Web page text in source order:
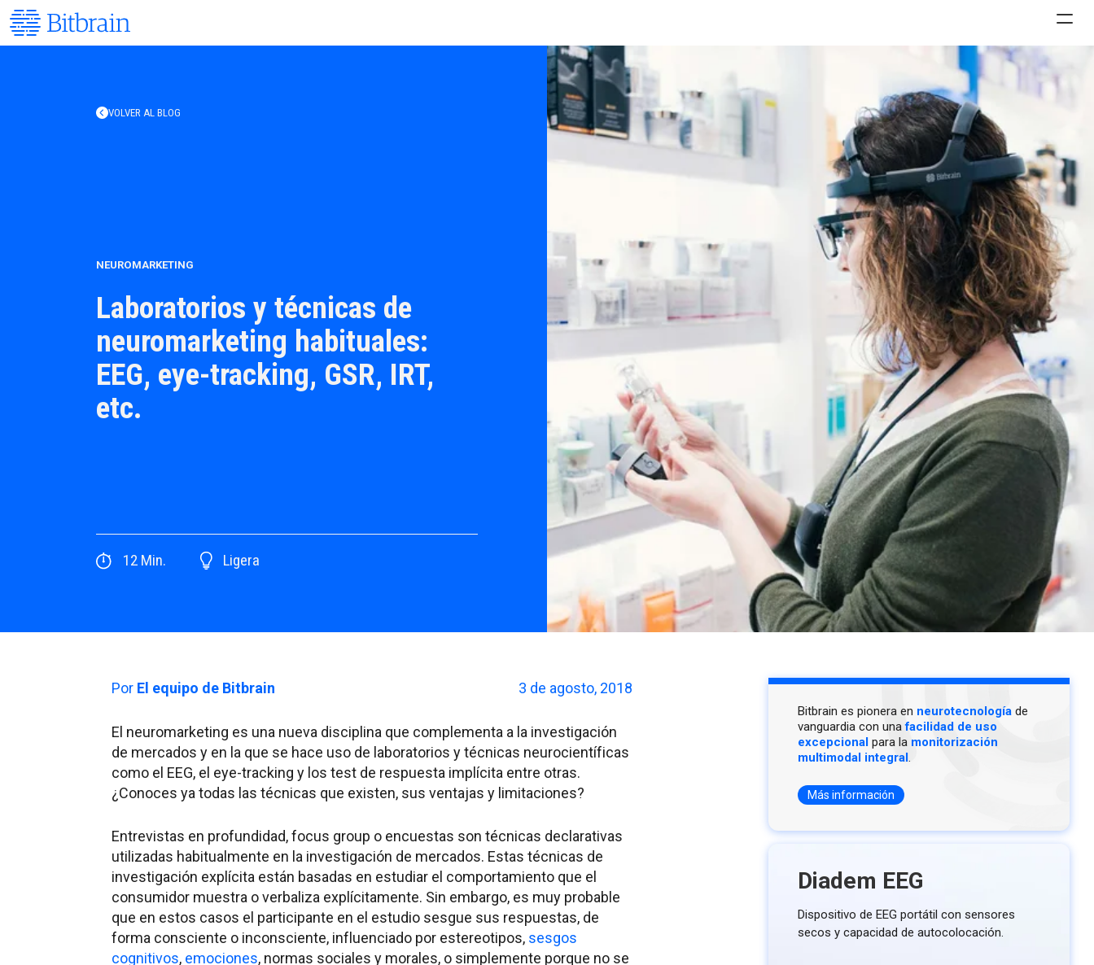
VOLVER AL BLOG
NEUROMARKETING
Laboratorios y técnicas de
neuromarketing habituales:
EEG, eye-tracking, GSR, IRT,
etc.
12 Min. Ligera
Por El equipo de Bitbrain 3 de agosto, 2018
El neuromarketing es una nueva disciplina que complementa a la investigación
de mercados y en la que se hace uso de laboratorios y técnicas neurocientíficas
como el EEG, el eye-tracking y los test de respuesta implícita entre otras.
¿Conoces ya todas las técnicas que existen, sus ventajas y limitaciones?
Entrevistas en profundidad, focus group o encuestas son técnicas declarativas
utilizadas habitualmente en la investigación de mercados. Estas técnicas de
investigación explícita están basadas en estudiar el comportamiento que el
consumidor muestra o verbaliza explícitamente. Sin embargo, es muy probable
que en estos casos el participante en el estudio sesgue sus respuestas, de
forma consciente o inconsciente, influenciado por estereotipos, sesgos
cognitivos, emociones, normas sociales y morales, o simplemente porque no se
Bitbrain es pionera en neurotecnología de
vanguardia con unafacilidad de uso
excepcional para la monitorización
multimodal integral .
Más información
Diadem EEG
Dispositivo de EEG portátil con sensores
secos y capacidad de autocolocación.